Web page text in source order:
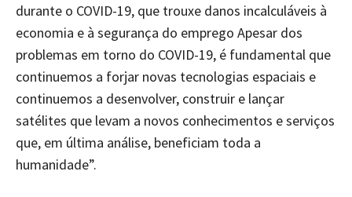
durante o COVID-19, que trouxe danos incalculáveis à
economia e à segurança do emprego Apesar dos
problemas em torno do COVID-19, é fundamental que
continuemos a forjar novas tecnologias espaciais e
continuemos a desenvolver, construir e lançar
satélites que levam a novos conhecimentos e serviços
que, em última análise, beneficiam toda a
humanidade”.